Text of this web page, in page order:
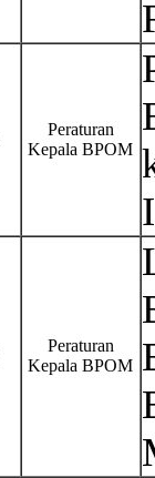
Peraturan
Kepala BPOM
Peraturan
Kepala BPOM